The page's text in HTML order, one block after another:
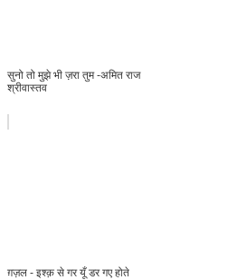
सुनो तो मुझे भी ज़रा तुम -अमित राज
श्रीवास्तव
ग़ज़ल - इश्क़ से गर यूँ डर गए होते